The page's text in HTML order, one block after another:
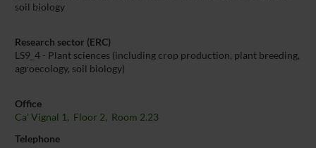
soil biology
Research sector (ERC)
LS9_4 - Plant sciences (including crop production, plant breeding,
agroecology, soil biology)
Office
Ca' Vignal 1, Floor 2, Room 2.23
Telephone